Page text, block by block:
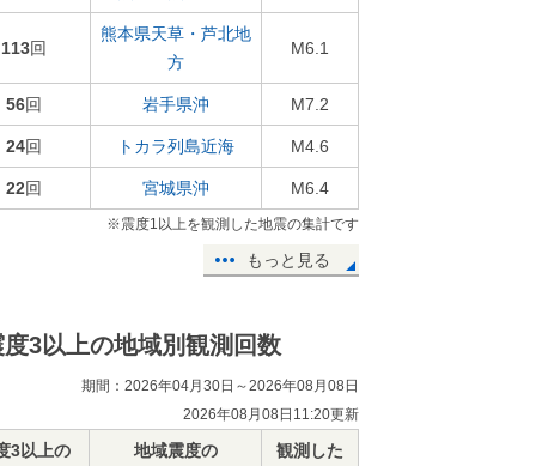
113回
熊本県天草・芦北地
方
M6.1
56回 岩手県沖 M7.2
24回 トカラ列島近海 M4.6
22回 宮城県沖 M6.4
※震度1以上を観測した地震の集計です
もっと見る
度3以上の地域別観測回数
期間：2026年04月30日～2026年08月08日
2026年08月08日11:20更新
3以上の
地域震度の
観測した